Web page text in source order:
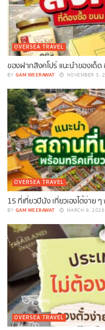
OVERSEA TRAVEL
ของฝากสิงคโปร์ แนะนำของเด็
BY GAM WEERAWAT NOVEMBER 3,
OVERSEA TRAVEL
15 ที่เที่ยวปีนัง เที่ยวเองได้ง่าย
BY GAM WEERAWAT MARCH 9, 2026
OVERSEA TRAVEL